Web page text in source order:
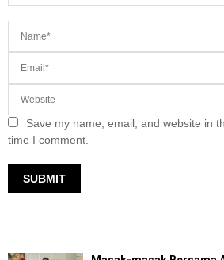
Save my name, email, and website in
time I comment.